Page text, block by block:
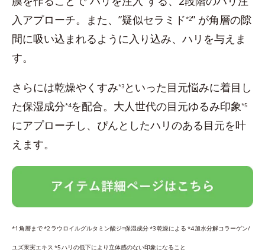
入アプローチ。また、”疑似セラミド*2” が角層の隙
間に吸い込まれるように入り込み、ハリを与えま
す。
さらには乾燥やくすみ*3 といった目元悩みに着目し
た保湿成分*4を配合。大人世代の目元ゆるみ印象 *5
にアプローチし、ぴんとしたハリのある目元を叶
えます。
*1 角層まで *2 ラウロイルグルタミン酸ジ=保湿成分 *3 乾燥による *4 加水分解コラーゲン/
ユズ果実エキス *5 ハリの低下により立体感のない印象になること